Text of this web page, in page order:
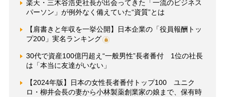
楽天・三木谷浩史社長が出会ってきた「一流のビジネス
パーソン」が例外なく備えていた“資質”とは
【肩書きと年収を一挙公開】日本企業の「役員報酬トッ
プ200」実名ランキング
30代で資産100億円超え“一般男性”長者番付 1位の社長
は「本当に友達がいない」
【2024年版】日本の女性長者番付トップ100 ユニク
ロ・柳井会長の妻から小林製薬創業家の娘まで、保有時